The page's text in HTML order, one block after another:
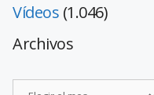
Vídeos (1.046)
Archivos